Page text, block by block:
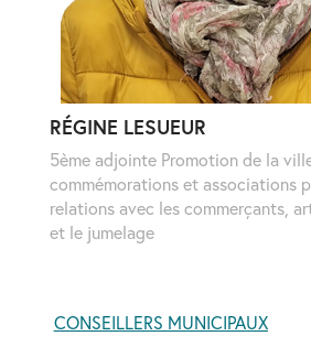
RÉGINE LESUEUR
5ème adjointe Promotion de la
commémorations et associations
relations avec les commerçants,
et le jumelage
CONSEILLERS MUNICIPAUX